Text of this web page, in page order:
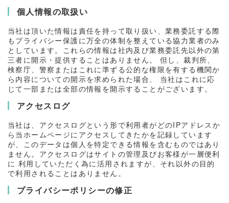
個人情報の取扱い
当社は頂いた情報は責任を持って取り扱い、業務委託する際
もプライバシー保護に万全の体制を整えている協力業者のみ
としています。これらの情報は社内及び業務委託先以外の第
三者に開示・提供することはありません。 但し、裁判所、
検察庁、警察またはこれに準ずる公的な権限を有する機関か
ら内容についての開示を求められた場合、 当社はこれに応
じて一部または全部の情報を開示することがございます。
アクセスログ
当社は、アクセスログという形で利用者がどのIPアドレスか
ら当ホームページにアクセスしてきたかを記録しています
が、このデータは個人を特定できる情報を含むものではあり
ません。アクセスログはサイトの管理及びお客様が一層便利
に 利用していただく為に活用されますが、それ以外の目的
で利用されることはありません。
プライバシーポリシーの修正